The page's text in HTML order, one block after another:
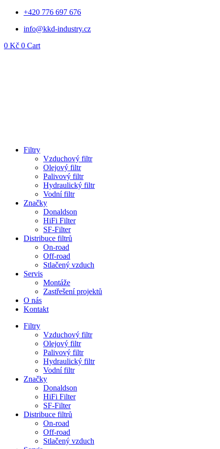
Přejít
obsahu
+420 776 697 676
info@kkd-industry.cz
0 Kč 0 Cart
Filtry
Vzduchový filtr
Olejový filtr
Palivový filtr
Hydraulický filtr
Vodní filtr
Značky
Donaldson
HiFi Filter
SF-Filter
Distribuce filtrů
On-road
Off-road
Stlačený vzduch
Servis
Montáže
Zastřešení projektů
O nás
Kontakt
Filtry
Vzduchový filtr
Olejový filtr
Palivový filtr
Hydraulický filtr
Vodní filtr
Značky
Donaldson
HiFi Filter
SF-Filter
Distribuce filtrů
On-road
Off-road
Stlačený vzduch